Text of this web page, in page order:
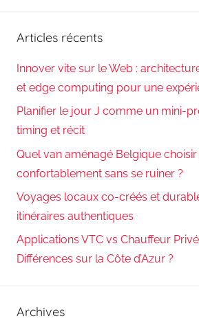
Articles récents
Innover vite sur le Web :
et edge computing pour une
Planifier le jour J comme un mini-
timing et récit
Quel van aménagé Belgique
confortablement sans se ruiner ?
Voyages locaux co-créés et
itinéraires authentiques
Applications VTC vs Chauffeur
Différences sur la Côte d’Azur ?
Archives